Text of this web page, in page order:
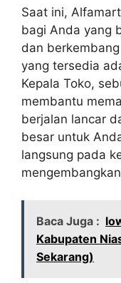
Saat ini,
bagi Anda yang
dan
yang tersedia
Kepala Toko,
membantu
berjalan lancar
besar untuk
langsung pada
Baca Juga :
Kabupaten
Sekarang)